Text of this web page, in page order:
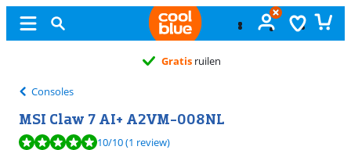
Gratis ruilen
Consoles
MSI Claw 7 AI+ A2VM-008NL
Beoordeling is 10 van de 10, gebaseerd op 1 review.
10/10(1 review)